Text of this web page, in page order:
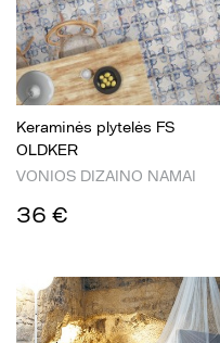
Keraminės plytelės FS
OLDKER
VONIOS DIZAINO NAMAI
36 €